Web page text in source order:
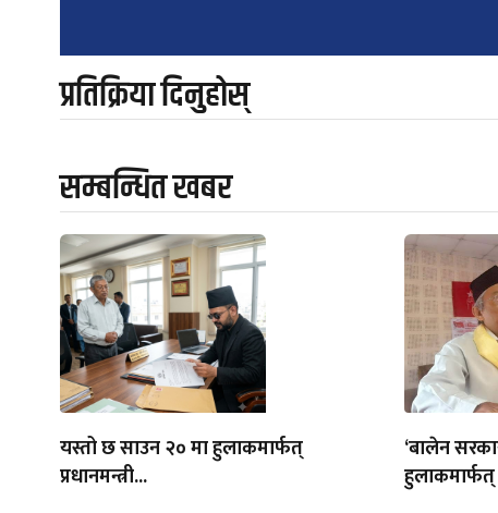
प्रतिक्रिया दिनुहोस्
सम्बन्धित खबर
यस्तो छ साउन २० मा हुलाकमार्फत्
प्रधानमन्त्री...
‘बालेन